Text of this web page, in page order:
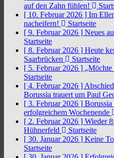
auf den Zahn fühlen!
[ 10. Februar 2026 ] Im
nacheifern!
Startseite
[ 9. Februar 2026 ] Neues
Startseite
[ 8. Februar 2026 ] Heute
Saarbrücken
Startseite
[ 5. Februar 2026 ] „Möchte
Startseite
[ 4. Februar 2026 ]
Borussia trauert um Paul
[ 3. Februar 2026 ] Borussia
erfolgreichem Wochenende
[ 2. Februar 2026 ] Wieder
Hühnerfeld
Startseite
[ 30. Januar 2026 ] Keine
Startseite